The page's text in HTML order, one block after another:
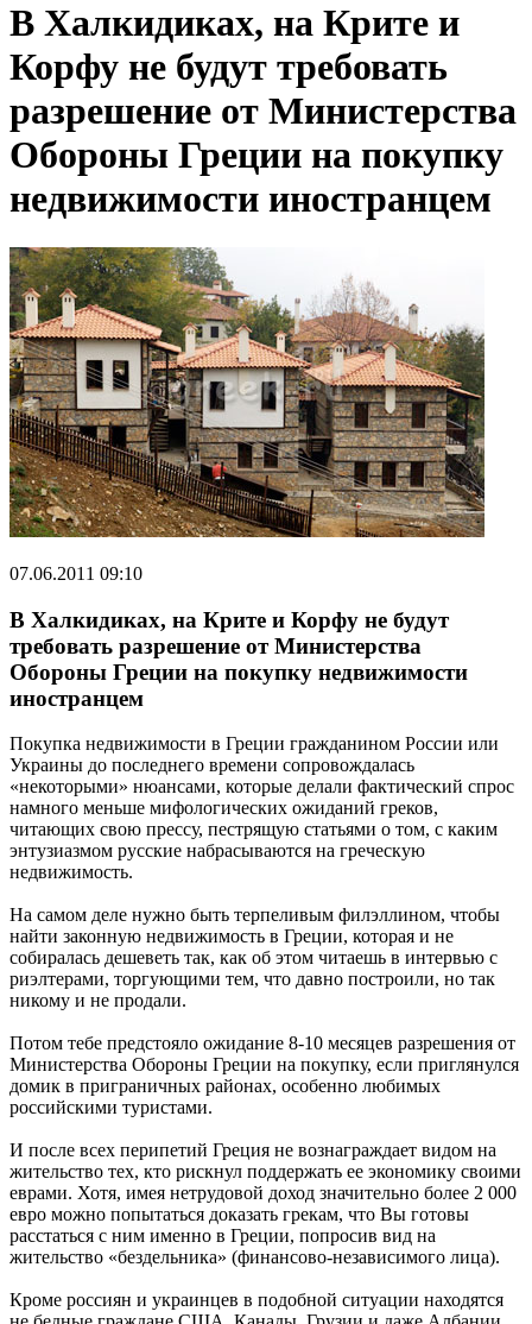
В Халкидиках, на Крите и
Корфу не будут требовать
разрешение от Министерства
Обороны Греции на покупку
недвижимости иностранцем
07.06.2011 09:10
В Халкидиках, на Крите и Корфу не будут
требовать разрешение от Министерства
Обороны Греции на покупку недвижимости
иностранцем
Покупка недвижимости в Греции гражданином России или
Украины до последнего времени сопровождалась
«некоторыми» нюансами, которые делали фактический спрос
намного меньше мифологических ожиданий греков,
читающих свою прессу, пестрящую статьями о том, с каким
энтузиазмом русские набрасываются на греческую
недвижимость.
На самом деле нужно быть терпеливым филэллином, чтобы
найти законную недвижимость в Греции, которая и не
собиралась дешеветь так, как об этом читаешь в интервью с
риэлтерами, торгующими тем, что давно построили, но так
никому и не продали.
Потом тебе предстояло ожидание 8-10 месяцев разрешения от
Министерства Обороны Греции на покупку, если приглянулся
домик в приграничных районах, особенно любимых
российскими туристами.
И после всех перипетий Греция не вознаграждает видом на
жительство тех, кто рискнул поддержать ее экономику своими
еврами. Хотя, имея нетрудовой доход значительно более 2 000
евро можно попытаться доказать грекам, что Вы готовы
расстаться с ним именно в Греции, попросив вид на
жительство «бездельника» (финансово-независимого лица).
Кроме россиян и украинцев в подобной ситуации находятся